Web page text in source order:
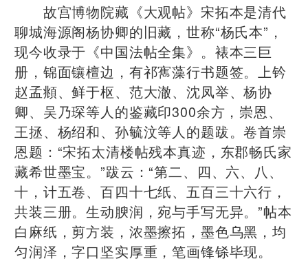
故宫博物院藏《大观帖》宋拓本是清代
聊城海源阁杨协卿的旧藏，世称“杨氏本”，
现今收录于《中国法帖全集》。裱本三巨
册，锦面镶檀边，有祁寯藻行书题签。上钤
赵孟頫、鲜于枢、范大澈、沈凤举、杨协
卿、吴乃琛等人的鉴藏印300余方，崇恩、
王拯、杨绍和、孙毓汶等人的题跋。卷首崇
恩题：“宋拓太清楼帖残本真迹，东郡畅氏家
藏希世墨宝。”跋云：“第二、四、六、八、
十，计五卷、百四十七纸、五百三十六行，
共装三册。生动腴润，宛与手写无异。”帖本
白麻纸，剪方装，浓墨擦拓，墨色乌黑，均
匀润泽，字口坚实厚重，笔画锋铩毕现。